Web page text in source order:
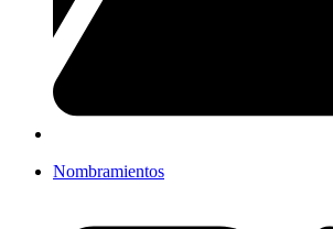
Nombramientos